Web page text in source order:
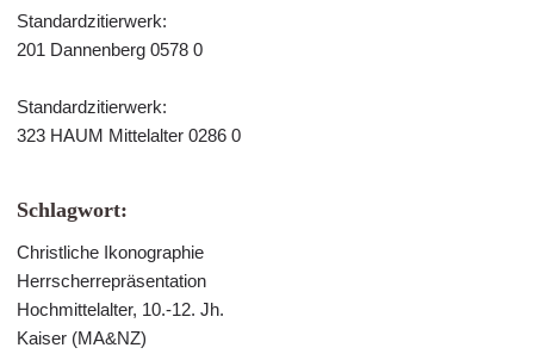
Standardzitierwerk:
201 Dannenberg 0578 0
Standardzitierwerk:
323 HAUM Mittelalter 0286 0
Schlagwort:
Christliche Ikonographie
Herrscherrepräsentation
Hochmittelalter, 10.-12. Jh.
Kaiser (MA&NZ)